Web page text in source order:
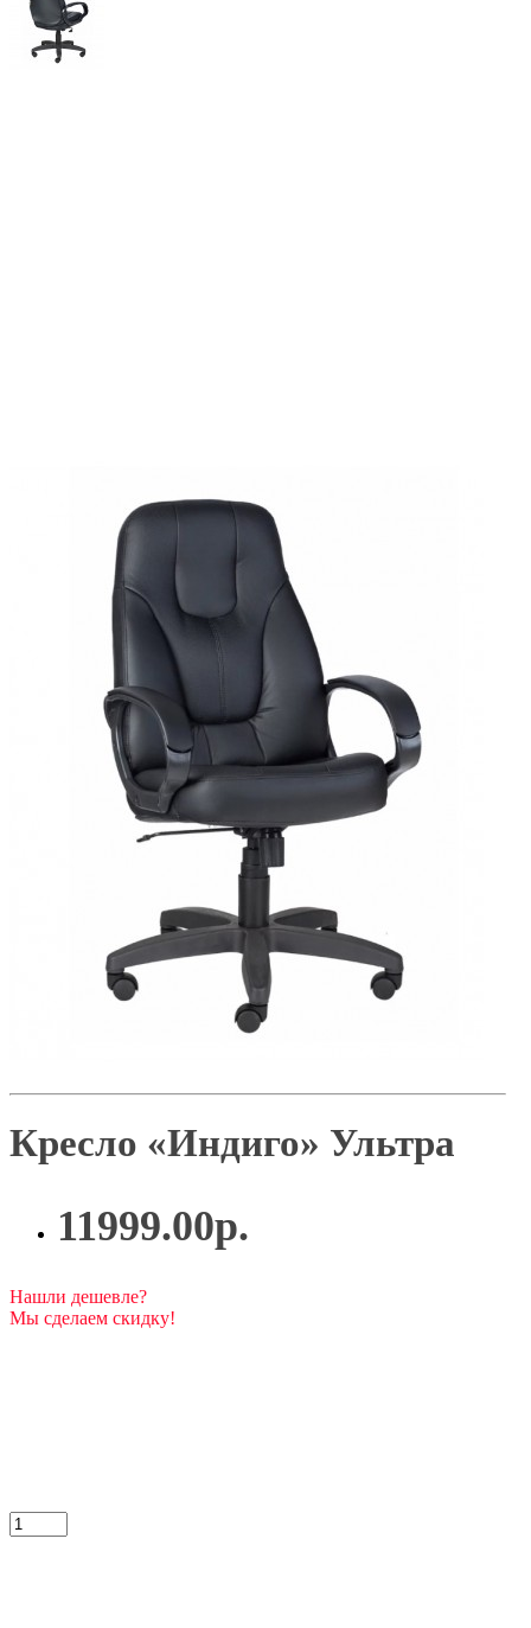
Кресло «Индиго» Ультра
11999.00р.
Нашли дешевле?
Мы сделаем скидку!